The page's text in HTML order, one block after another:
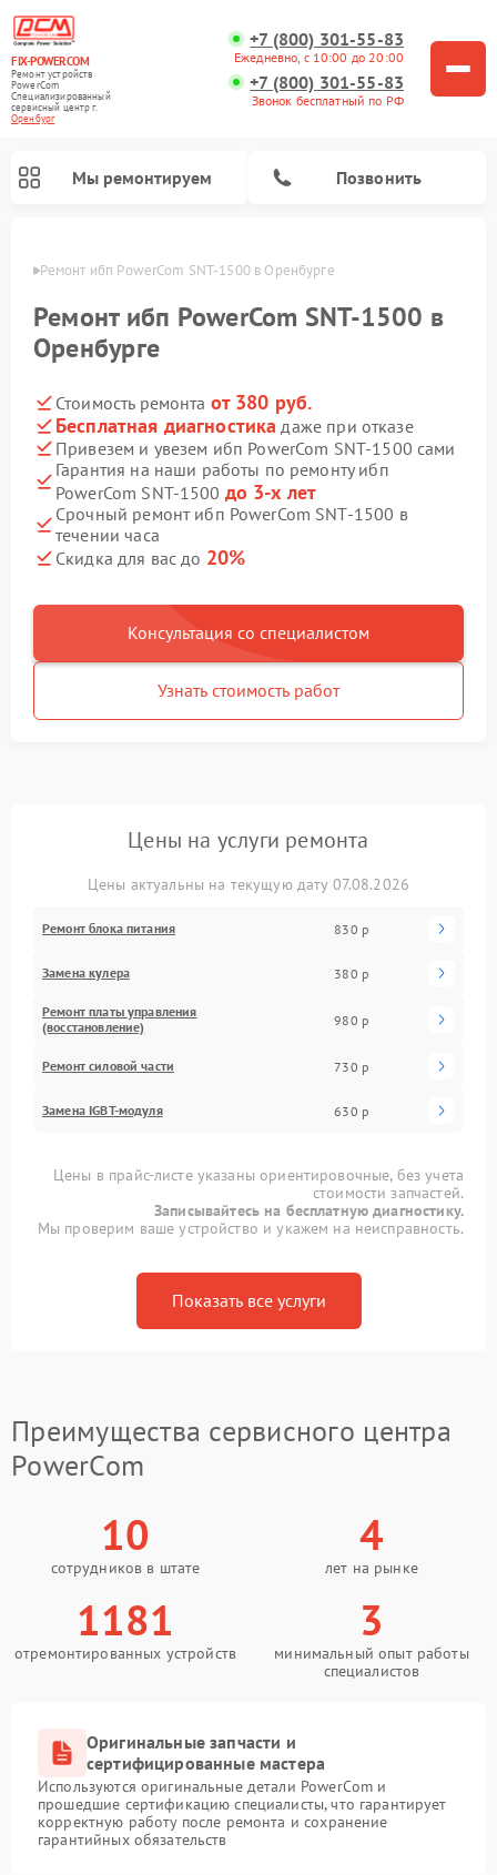
FIX-POWERCOM
Ремонт устройств
PowerCom
Специализированный
cервисный центр г.
Оренбург
+7 (800) 301-55-83
Ежедневно, с 10:00 до 20:00
+7 (800) 301-55-83
Звонок бесплатный по РФ
Мы ремонтируем Позвонить
Ремонт ибп PowerCom SNT-1500 в Оренбурге
Ремонт ибп PowerCom SNT-1500 в
Оренбурге
Стоимость ремонта от 380 руб.
Бесплатная диагностика даже при отказе
Привезем и увезем ибп PowerCom SNT-1500 сами
Гарантия на наши работы по ремонту ибп
PowerCom SNT-1500 до 3-х лет
Срочный ремонт ибп PowerCom SNT-1500 в
течении часа
Скидка для вас до 20%
Консультация со специалистом
Узнать стоимость работ
Цены на услуги ремонта
Цены актуальны на текущую дату 07.08.2026
Ремонт блока питания 830 р
Замена кулера 380 р
Ремонт платы управления
(восстановление)
980 р
Ремонт силовой части 730 р
Замена IGBT-модуля 630 р
Цены в прайс-листе указаны ориентировочные, без учета
стоимости запчастей.
Записывайтесь на бесплатную диагностику.
Мы проверим ваше устройство и укажем на неисправность.
Показать все услуги
Преимущества сервисного центра
PowerCom
10
сотрудников в штате
4
лет на рынке
1181
отремонтированных устройств
3
минимальный опыт работы
специалистов
Оригинальные запчасти и
сертифицированные мастера
Используются оригинальные детали PowerCom и
прошедшие сертификацию специалисты, что гарантирует
корректную работу после ремонта и сохранение
гарантийных обязательств